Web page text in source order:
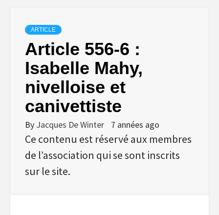
ARTICLE
Article 556-6 :
Isabelle Mahy,
nivelloise et
canivettiste
By Jacques De Winter 7 années ago
Ce contenu est réservé aux membres
de l’association qui se sont inscrits
sur le site.